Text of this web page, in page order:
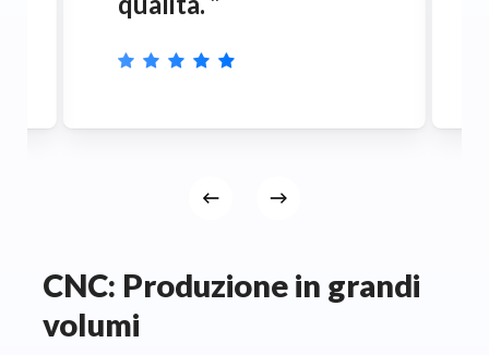
CNC: Produzione in grandi
volumi